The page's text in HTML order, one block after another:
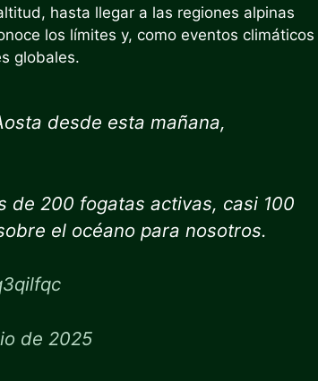
hasta llegar a las regiones alpinas
los límites y, como eventos climáticos
globales.
desde esta mañana,
de 200 fogatas activas, casi 100
el océano para nosotros.
de 2025